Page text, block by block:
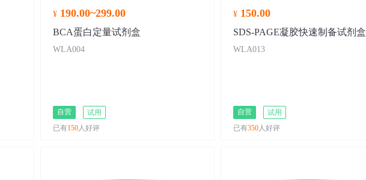
¥ 190.00~299.00
BCA蛋白定量试剂盒
WLA004
自营
试用
已有150人好评
¥ 150.00
SDS-PAGE凝胶快速制备试剂盒
WLA013
自营
试用
已有350人好评